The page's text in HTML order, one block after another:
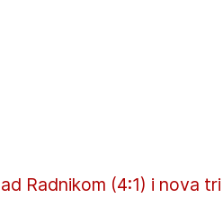
Radnikom (4:1) i nova